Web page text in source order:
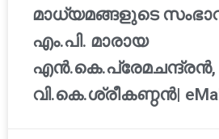
മാധ്യമങ്ങളുടെ
എം.പി. മാരായ
എന്‍.കെ.പ്രേമചന്ദ്രന്‍,
വി.കെ.ശ്രീകണ്ഠന്‍|